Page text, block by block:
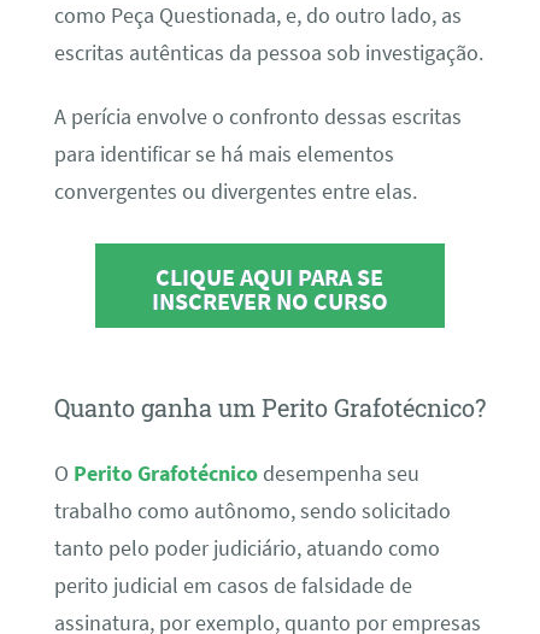
como Peça Questionada, e, do outro lado, as
escritas autênticas da pessoa sob investigação.
A perícia envolve o confronto dessas escritas
para identificar se há mais elementos
convergentes ou divergentes entre elas.
CLIQUE AQUI PARA SE
INSCREVER NO CURSO
Quanto ganha um Perito Grafotécnico?
O Perito Grafotécnicodesempenha seu
trabalho como autônomo, sendo solicitado
tanto pelo poder judiciário, atuando como
perito judicial em casos de falsidade de
assinatura, por exemplo, quanto por empresas